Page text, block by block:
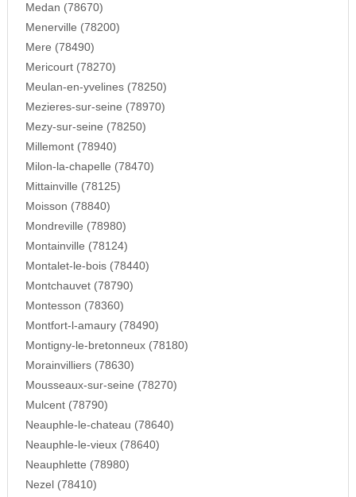
Medan (78670)
Menerville (78200)
Mere (78490)
Mericourt (78270)
Meulan-en-yvelines (78250)
Mezieres-sur-seine (78970)
Mezy-sur-seine (78250)
Millemont (78940)
Milon-la-chapelle (78470)
Mittainville (78125)
Moisson (78840)
Mondreville (78980)
Montainville (78124)
Montalet-le-bois (78440)
Montchauvet (78790)
Montesson (78360)
Montfort-l-amaury (78490)
Montigny-le-bretonneux (78180)
Morainvilliers (78630)
Mousseaux-sur-seine (78270)
Mulcent (78790)
Neauphle-le-chateau (78640)
Neauphle-le-vieux (78640)
Neauphlette (78980)
Nezel (78410)